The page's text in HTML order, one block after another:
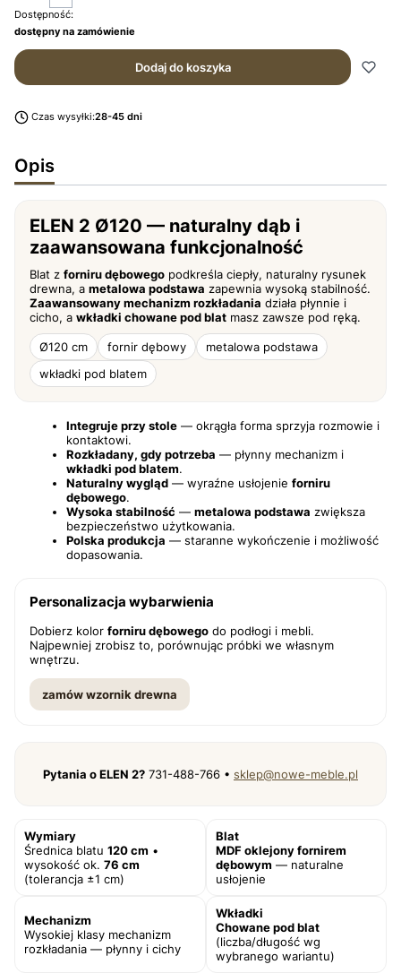
Dostępność:
dostępny na zamówienie
Dodaj do koszyka
Czas wysyłki:28-45 dni
Opis
ELEN 2 Ø120 — naturalny dąb i
zaawansowana funkcjonalność
Blat z forniru dębowego podkreśla ciepły, naturalny rysunek
drewna, a metalowa podstawa zapewnia wysoką stabilność.
Zaawansowany mechanizm rozkładania działa płynnie i
cicho, a wkładki chowane pod blat masz zawsze pod ręką.
Ø120 cm fornir dębowy
metalowa podstawa
wkładki pod blatem
Integruje przy stole — okrągła forma sprzyja rozmowie i
kontaktowi.
Rozkładany, gdy potrzeba — płynny mechanizm i
wkładki pod blatem.
Naturalny wygląd — wyraźne usłojenie forniru
dębowego.
Wysoka stabilność — metalowa podstawa zwiększa
bezpieczeństwo użytkowania.
Polska produkcja — staranne wykończenie i możliwość
dopasowania.
Personalizacja wybarwienia
Dobierz kolor forniru dębowego do podłogi i mebli.
Najpewniej zrobisz to, porównując próbki we własnym
wnętrzu.
zamów wzornik drewna
Pytania o ELEN 2? 731-488-766 • sklep@nowe-meble.pl
Wymiary
Średnica blatu 120 cm •
wysokość ok. 76 cm
(tolerancja ±1 cm)
Blat
MDF oklejony fornirem
dębowym — naturalne
usłojenie
Mechanizm
Wysokiej klasy mechanizm
rozkładania — płynny i cichy
Wkładki
Chowane pod blat
(liczba/długość wg
wybranego wariantu)